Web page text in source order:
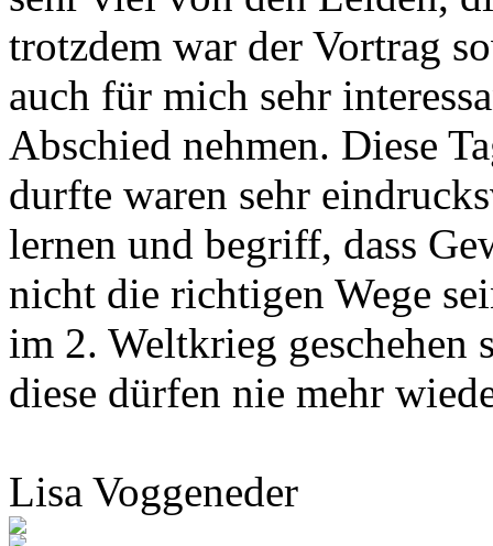
Nun war leider schon der
Klasse und er berichtete
sehr viel von den Leiden,
trotzdem war der Vortrag
auch für mich sehr
Abschied nehmen. Diese
durfte waren sehr
lernen und begriff, dass
nicht die richtigen Wege
im 2. Weltkrieg geschehen
diese dürfen nie mehr